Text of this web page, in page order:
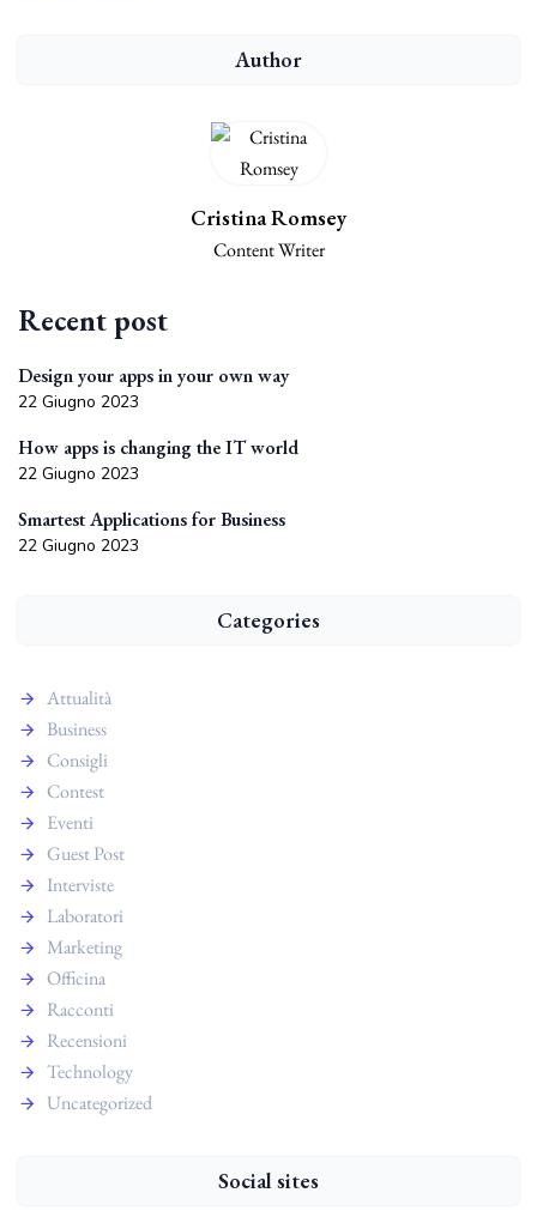
Author
Cristina Romsey
Content Writer
Recent post
Design your apps in your own way
22 Giugno 2023
How apps is changing the IT world
22 Giugno 2023
Smartest Applications for Business
22 Giugno 2023
Categories
Attualità
Business
Consigli
Contest
Eventi
Guest Post
Interviste
Laboratori
Marketing
Officina
Racconti
Recensioni
Technology
Uncategorized
Social sites